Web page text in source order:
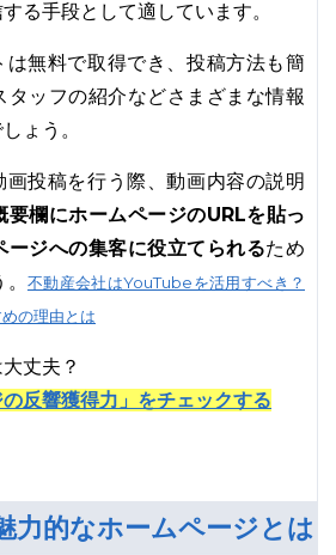
る手段として適しています。
は無料で取得でき、投稿方法も簡
タッフの紹介などさまざまな情報
ょう。
画投稿を行う際、動画内容の説明
要欄にホームページのURLを貼っ
ージへの集客に役立てられるため
不動産会社はYouTubeを活用すべき？
の理由とは
丈夫？
の反響獲得力」をチェックする
力的なホームページとは